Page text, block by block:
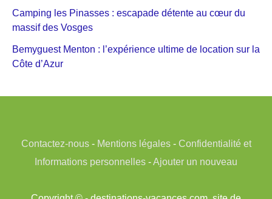
Camping les Pinasses : escapade détente au cœur du
massif des Vosges
Bemyguest Menton : l’expérience ultime de location sur la
Côte d’Azur
Contactez-nous- Mentions légales- Confidentialité et
Informations personnelles -Ajouter un nouveau